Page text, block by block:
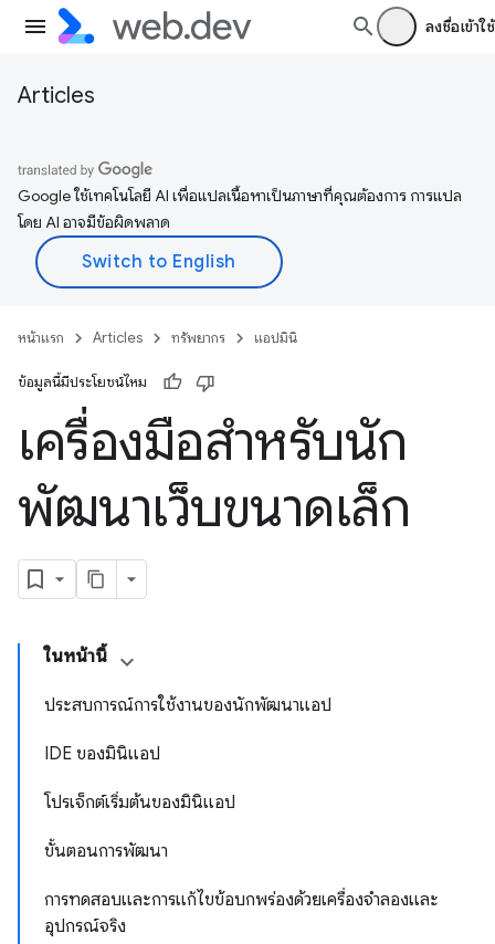
ลงชื่อเข้าใช้
Articles
Google ใช้เทคโนโลยี AI เพื่อแปลเนื้อหาเป็นภาษาที่คุณต้องการ การแปล
โดย AI อาจมีข้อผิดพลาด
หน้าแรก Articles ทรัพยากร แอปมินิ
ข้อมูลนี้มีประโยชน์ไหม
เครื่องมือสำหรับนัก
พัฒนาเว็บขนาดเล็ก
ในหน้านี้
ประสบการณ์การใช้งานของนักพัฒนาแอป
IDE ของมินิแอป
โปรเจ็กต์เริ่มต้นของมินิแอป
ขั้นตอนการพัฒนา
การทดสอบและการแก้ไขข้อบกพร่องด้วยเครื่องจำลองและ
อุปกรณ์จริง